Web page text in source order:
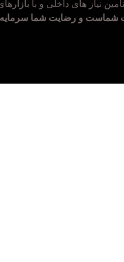
نیاز های داخلی و با
شماست و رضایت شما